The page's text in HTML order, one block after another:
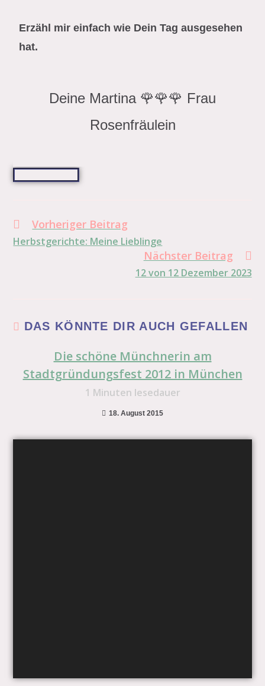
Erzähl mir einfach wie Dein Tag ausgesehen
hat.
Deine Martina 🌹🌹🌹 Frau
Rosenfräulein
Vorheriger Beitrag
Herbstgerichte: Meine Lieblinge
Nächster Beitrag
12 von 12 Dezember 2023
DAS KÖNNTE DIR AUCH GEFALLEN
Die schöne Münchnerin am
Stadtgründungsfest 2012 in München
1 Minuten lesedauer
18. August 2015